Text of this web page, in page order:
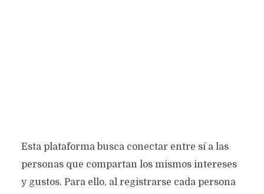
Esta plataforma busca conectar entre sí a las
personas que compartan los mismos intereses
y gustos. Para ello, al registrarse cada persona